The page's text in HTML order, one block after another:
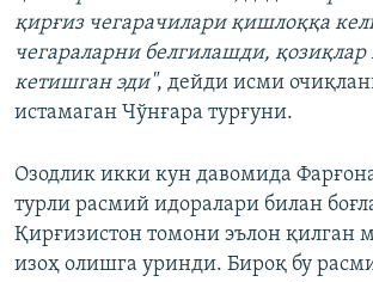
қирғиз чегарачилари қишлоққа
чегараларни белгилашди, қозиқлар
кетишган эди", дейди исми
истамаган Чўнғара турғуни.
Озодлик икки кун давомида
турли расмий идоралари билан
Қирғизистон томони эълон қилган
изоҳ олишга уринди. Бироқ бу